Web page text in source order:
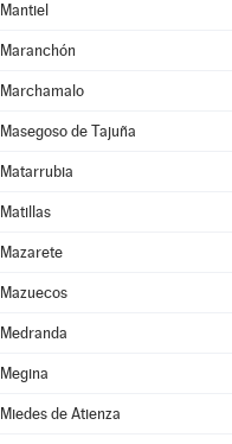
Mantiel
Maranchón
Marchamalo
Masegoso de Tajuña
Matarrubia
Matillas
Mazarete
Mazuecos
Medranda
Megina
Miedes de Atienza